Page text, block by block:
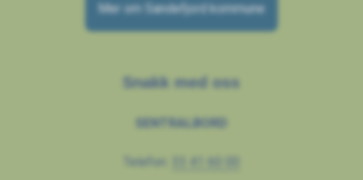
Mer om Sandefjord kommune
Snakk med oss
SENTRALBORD
Telefon: